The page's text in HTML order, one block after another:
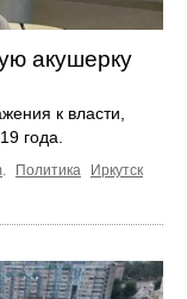
акушерку
к власти,
года.
. Политика
Иркутск